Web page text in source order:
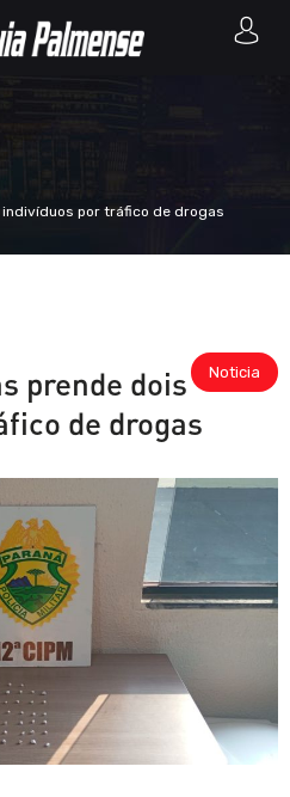
indivíduos por tráfico de drogas
Noticia
prende dois
de drogas